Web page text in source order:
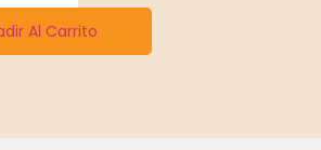
Al Carrito